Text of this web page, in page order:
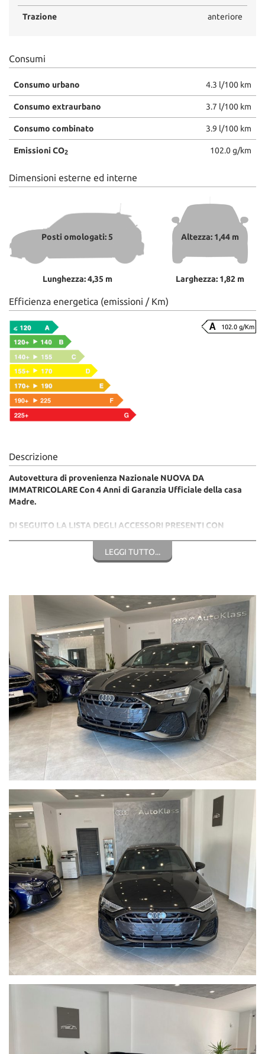
Trazione anteriore
Consumi
Consumo urbano 4.3 l/100 km
Consumo extraurbano 3.7 l/100 km
Consumo combinato 3.9 l/100 km
Emissioni CO2 102.0 g/km
Dimensioni esterne ed interne
Posti omologati: 5
Lunghezza: 4,35 m
Altezza: 1,44 m
Larghezza: 1,82 m
Efficienza energetica (emissioni / Km)
102.0 g/Km
Descrizione
Autovettura di provenienza Nazionale NUOVA DA
IMMATRICOLARE Con 4 Anni di Garanzia Ufficiale della casa
Madre.
DI SEGUITO LA LISTA DEGLI ACCESSORI PRESENTI CON
- Versione 35 TDI 110KW(150CV) S-TRONIC
- U 35 Cerchi in lega Audi Sport, design a 5 razze doppie Y
- 1S1 Martinetto
- QQ3 Pacchetto luci ambiente pro
- PXC Proiettori Audi Matrix inc Gruppi ottici posteriori
- 1G9 Ruotino di scorta
- 9VS Sonos 3D Premium Souns System
- 5J5 Spoiler posteriore in Carbonio
- 3FB Tetto Panoramico Apribile in Cristallo
- QL5 Vetri Posteriori e Lunotto Oscurati
- 2PK Volante Multifunzione Plus In Pelle 3 Razze appiattito
- Volante con Bilancieri.
* Siamo a Vostra Completa disposizione per ulteriori
informazioni al N Diretto: 347-2129641
LEGGI TUTTO...